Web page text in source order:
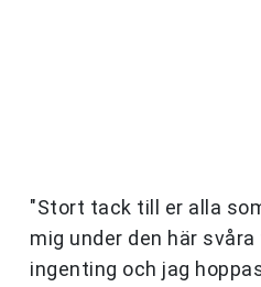
"Stort tack till er alla
mig under den här
ingenting och jag